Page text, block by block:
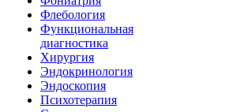
Флебология
Функциональная
диагностика
Хирургия
Эндокринология
Эндоскопия
Психотерапия